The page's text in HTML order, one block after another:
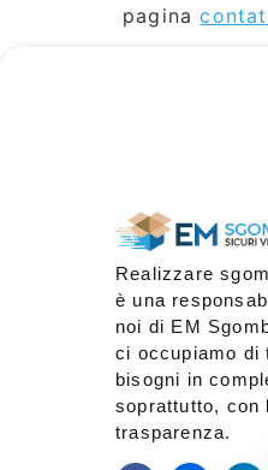
pagina
Realizzare
è una
noi di EM
ci occupiamo di
bisogni in
soprattutto, con
trasparenza.